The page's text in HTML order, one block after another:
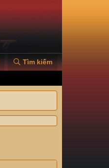
Tìm kiếm